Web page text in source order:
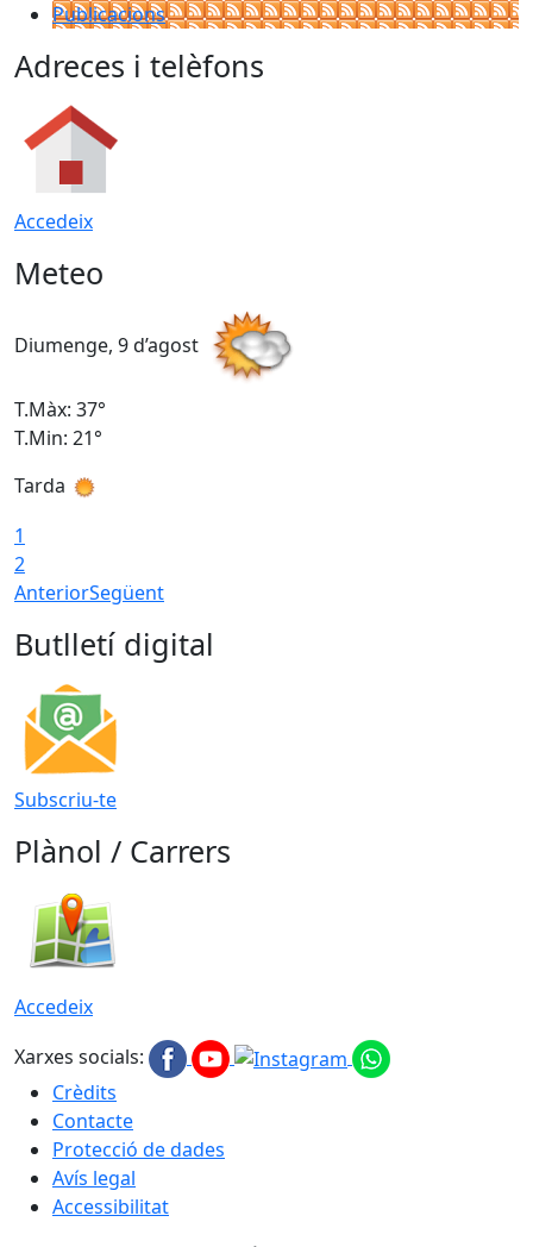
Publicacions
Adreces i telèfons
Accedeix
Meteo
Diumenge, 9 d’agost
T.Màx: 37°
T.Min: 21°
Tarda
1
2
AnteriorSegüent
Butlletí digital
Subscriu-te
Plànol / Carrers
Accedeix
Xarxes socials:
Crèdits
Contacte
Protecció de dades
Avís legal
Accessibilitat